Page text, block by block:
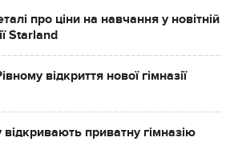
про ціни на навчання у новітній
Starland
відкриття нової гімназії
приватну гімназію